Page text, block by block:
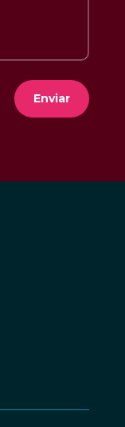
Enviar